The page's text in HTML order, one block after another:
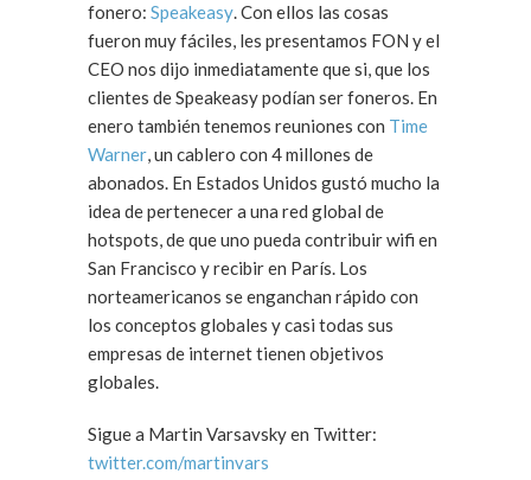
fonero: Speakeasy. Con ellos las cosas
fueron muy fáciles, les presentamos FON y el
CEO nos dijo inmediatamente que si, que los
clientes de Speakeasy podían ser foneros. En
enero también tenemos reuniones con Time
Warner, un cablero con 4 millones de
abonados. En Estados Unidos gustó mucho la
idea de pertenecer a una red global de
hotspots, de que uno pueda contribuir wifi en
San Francisco y recibir en París. Los
norteamericanos se enganchan rápido con
los conceptos globales y casi todas sus
empresas de internet tienen objetivos
globales.
Sigue a Martin Varsavsky en Twitter:
twitter.com/martinvars